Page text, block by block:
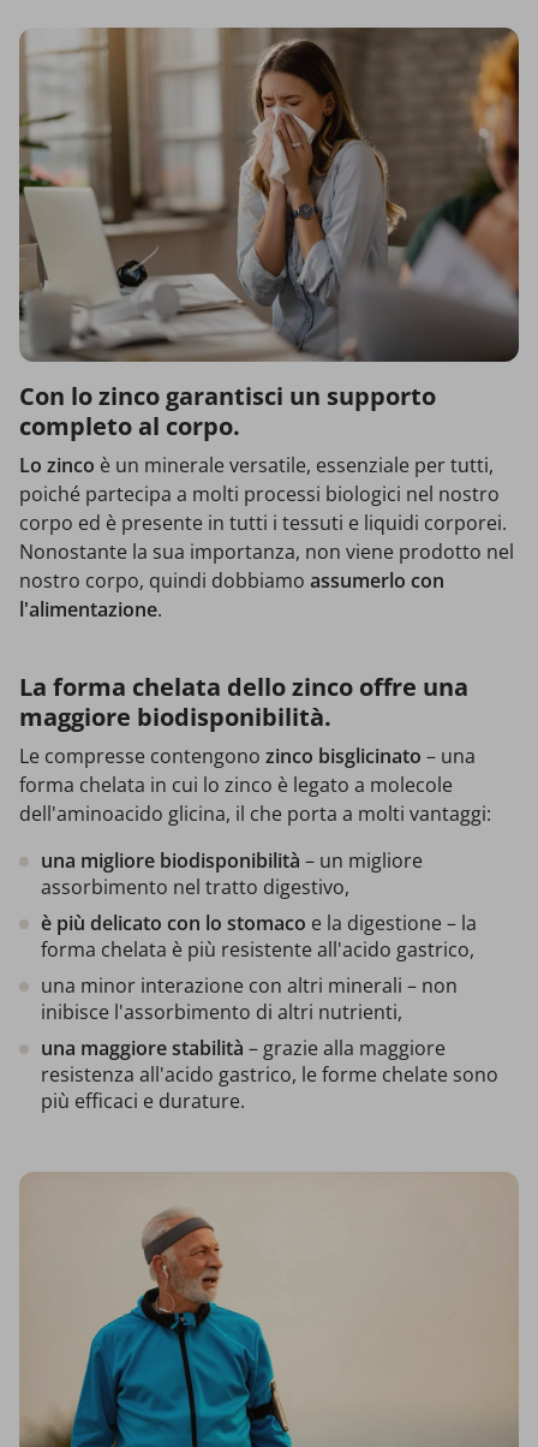
Con lo zinco garantisci un supporto
completo al corpo.
Lo zinco è un minerale versatile, essenziale per tutti,
poiché partecipa a molti processi biologici nel nostro
corpo ed è presente in tutti i tessuti e liquidi corporei.
Nonostante la sua importanza, non viene prodotto nel
nostro corpo, quindi dobbiamo assumerlo con
l'alimentazione.
La forma chelata dello zinco offre una
maggiore biodisponibilità.
Le compresse contengono zinco bisglicinato – una
forma chelata in cui lo zinco è legato a molecole
dell'aminoacido glicina, il che porta a molti vantaggi:
una migliore biodisponibilità – un migliore
assorbimento nel tratto digestivo,
è più delicato con lo stomaco e la digestione – la
forma chelata è più resistente all'acido gastrico,
una minor interazione con altri minerali – non
inibisce l'assorbimento di altri nutrienti,
una maggiore stabilità – grazie alla maggiore
resistenza all'acido gastrico, le forme chelate sono
più efficaci e durature.